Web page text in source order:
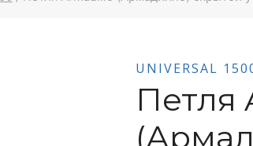
UNIVERSAL
Петля